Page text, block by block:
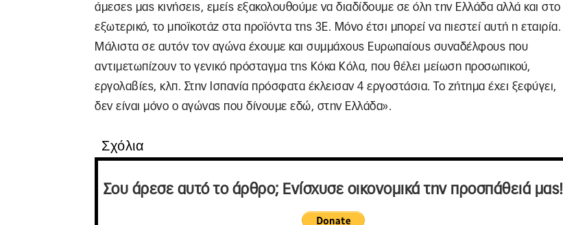
άμεσες μας κινήσεις, εμείς εξακολουθούμε να διαδίδουμε σε όλη την Ελλάδα αλλά και στο
εξωτερικό, το μποϊκοτάζ στα προϊόντα της 3Ε. Μόνο έτσι μπορεί να πιεστεί αυτή η εταιρία.
Μάλιστα σε αυτόν τον αγώνα έχουμε και συμμάχους Ευρωπαίους συναδέλφους που
αντιμετωπίζουν το γενικό πρόσταγμα της Κόκα Κόλα, που θέλει μείωση προσωπικού,
εργολαβίες, κλπ. Στην Ισπανία πρόσφατα έκλεισαν 4 εργοστάσια. Το ζήτημα έχει ξεφύγει,
δεν είναι μόνο ο αγώνας που δίνουμε εδώ, στην Ελλάδα».
Σχόλια
Σου άρεσε αυτό το άρθρο; Ενίσχυσε οικονομικά την προσπάθειά μας!